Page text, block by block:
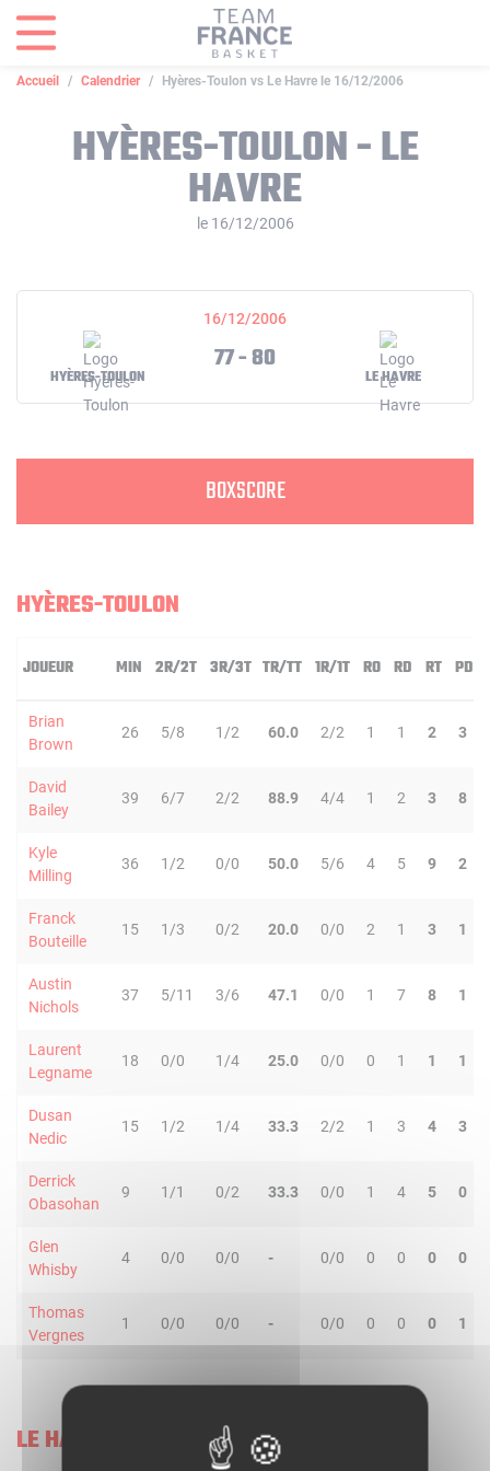
Accueil Calendrier Hyères-Toulon vs Le Havre le 16/12/2006
HYÈRES-TOULON - LE
HAVRE
le 16/12/2006
16/12/2006
HYÈRES-TOULON
77 - 80
LE HAVRE
BOXSCORE
HYÈRES-TOULON
JOUEUR MIN 2R/2T 3R/3T TR/TT 1R/1T RO RD RT PD
Brian
Brown
26 5/8 1/2 60.0 2/2 1 1 2 3
David
Bailey
39 6/7 2/2 88.9 4/4 1 2 3 8
Kyle
Milling
36 1/2 0/0 50.0 5/6 4 5 9 2
Franck
Bouteille
15 1/3 0/2 20.0 0/0 2 1 3 1
Austin
Nichols
37 5/11 3/6 47.1 0/0 1 7 8 1
Laurent
Legname
18 0/0 1/4 25.0 0/0 0 1 1 1
Dusan
Nedic
15 1/2 1/4 33.3 2/2 1 3 4 3
Derrick
Obasohan
9 1/1 0/2 33.3 0/0 1 4 5 0
Glen
Whisby
4 0/0 0/0 - 0/0 0 0 0 0
Thomas
Vergnes
1 0/0 0/0 - 0/0 0 0 0 1
LE HAVRE
Panneau de gestion des cookies